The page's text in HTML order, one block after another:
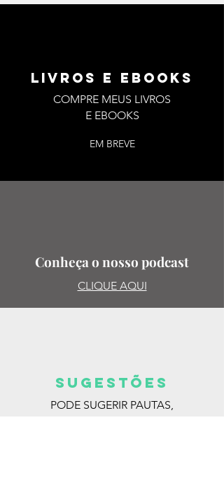
LIVROS E EBOOKS
COMPRE MEUS LIVROS
E EBOOKS
EM BREVE
Conheça o nosso podcast
CLIQUE AQUI
SUGESTões
PODE SUGERIR PAUTAS,